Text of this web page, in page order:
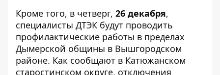
Кроме того, в четверг, 26 декабря,
специалисты ДТЭК будут проводить
профилактические работы в пределах
Дымерской общины в Вышгородском
районе. Как сообщают в Катюжанском
старостинском округе, отключения